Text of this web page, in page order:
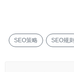
SEO策略 SEO规则